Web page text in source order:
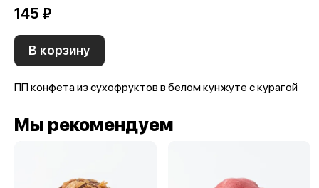
145 ₽
В корзину
ПП конфета из сухофруктов в белом кунжуте с курагой
Мы рекомендуем